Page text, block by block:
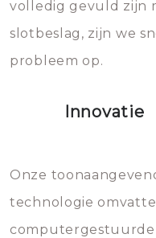
bevriezen.
gevallen zult
sloten
geheel
mee, die u
vermijden.
volledig gevuld zijn
slotbeslag, zijn we
probleem op.
Innovatie
Onze
technologie
computergestuurde